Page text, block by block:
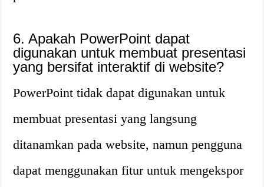
6. Apakah PowerPoint dapat
digunakan untuk membuat presentasi
yang bersifat interaktif di website?
PowerPoint tidak dapat digunakan untuk
membuat presentasi yang langsung
ditanamkan pada website, namun pengguna
dapat menggunakan fitur untuk mengekspor